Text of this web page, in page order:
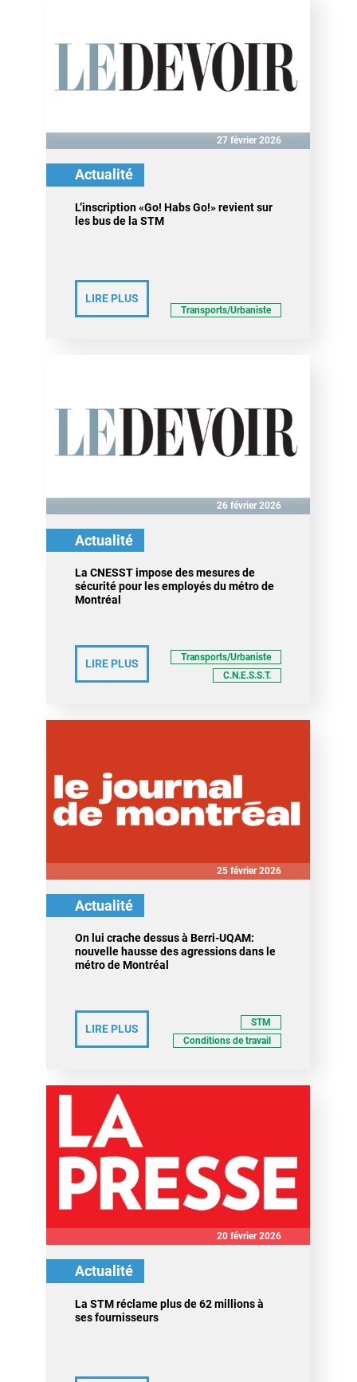
27 février 2026
Actualité
L’inscription «Go! Habs Go!» revient sur
les bus de la STM
LIRE PLUS
Transports/Urbaniste
26 février 2026
Actualité
La CNESST impose des mesures de
sécurité pour les employés du métro de
Montréal
LIRE PLUS
Transports/Urbaniste
C.N.E.S.S.T.
25 février 2026
Actualité
On lui crache dessus à Berri-UQAM:
nouvelle hausse des agressions dans le
métro de Montréal
LIRE PLUS
STM
Conditions de travail
20 février 2026
Actualité
La STM réclame plus de 62 millions à
ses fournisseurs